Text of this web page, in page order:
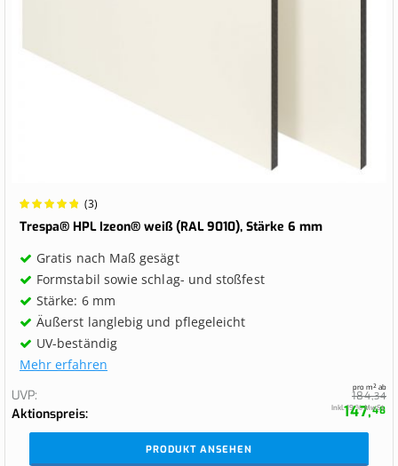
Wertung:
100%
(3)
Trespa® HPL Izeon® weiß (RAL 9010), Stärke 6 mm
Gratis nach Maß gesägt
Formstabil sowie schlag- und stoßfest
Stärke: 6 mm
Äußerst langlebig und pflegeleicht
UV-beständig
Mehr erfahren
UVP
184,34
Aktionspreis
pro m² ab
147,48
Inkl. 19 % MwSt.
PRODUKT ANSEHEN